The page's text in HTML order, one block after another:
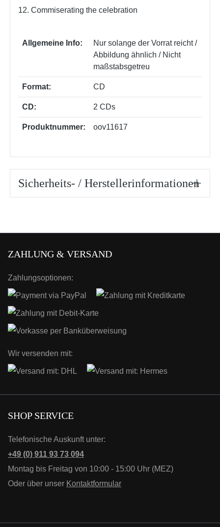
12. Commiserating the celebration
Allgemeine Info:
Nur solange der Vorrat reicht /
Abbildung ähnlich / Nicht
maßstabsgetreu
Format: CD
CD: 2 CDs
Produktnummer: oov11617
Sicherheits- / Herstellerinformationen
ZAHLUNG & VERSAND
Zahlungsoptionen:
Wir versenden mit:
SHOP SERVICE
Telefonische Auskunft unter:
+49 (0) 911 93 73 094
Montag bis Freitag von 10:00 - 15:00 Uhr (MEZ)
Oder über unser Kontaktformular